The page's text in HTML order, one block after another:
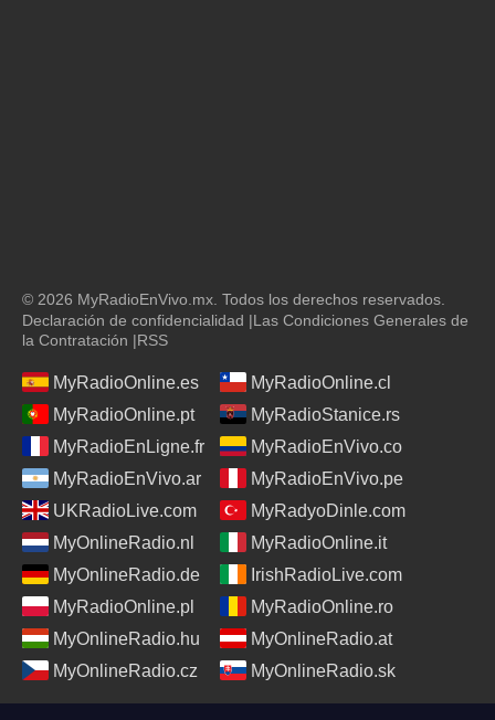
© 2026 MyRadioEnVivo.mx. Todos los derechos reservados.
Declaración de confidencialidad |Las Condiciones Generales de
la Contratación |RSS
MyRadioOnline.es
MyRadioOnline.cl
MyRadioOnline.pt
MyRadioStanice.rs
MyRadioEnLigne.fr
MyRadioEnVivo.co
MyRadioEnVivo.ar
MyRadioEnVivo.pe
UKRadioLive.com
MyRadyoDinle.com
MyOnlineRadio.nl
MyRadioOnline.it
MyOnlineRadio.de
IrishRadioLive.com
MyRadioOnline.pl
MyRadioOnline.ro
MyOnlineRadio.hu
MyOnlineRadio.at
MyOnlineRadio.cz
MyOnlineRadio.sk